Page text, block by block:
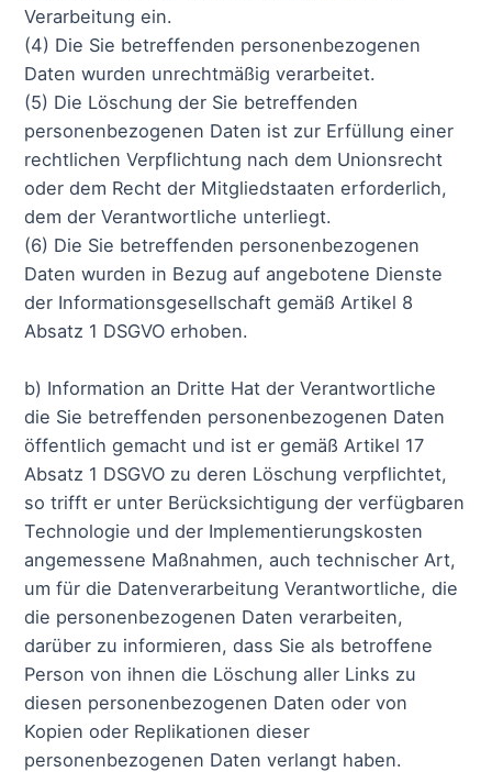
Verarbeitung ein.
(4) Die Sie betreffenden personenbezogenen
Daten wurden unrechtmäßig verarbeitet.
(5) Die Löschung der Sie betreffenden
personenbezogenen Daten ist zur Erfüllung einer
rechtlichen Verpflichtung nach dem Unionsrecht
oder dem Recht der Mitgliedstaaten erforderlich,
dem der Verantwortliche unterliegt.
(6) Die Sie betreffenden personenbezogenen
Daten wurden in Bezug auf angebotene Dienste
der Informationsgesellschaft gemäß Artikel 8
Absatz 1 DSGVO erhoben.
b) Information an Dritte Hat der Verantwortliche
die Sie betreffenden personenbezogenen Daten
öffentlich gemacht und ist er gemäß Artikel 17
Absatz 1 DSGVO zu deren Löschung verpflichtet,
so trifft er unter Berücksichtigung der verfügbaren
Technologie und der Implementierungskosten
angemessene Maßnahmen, auch technischer Art,
um für die Datenverarbeitung Verantwortliche, die
die personenbezogenen Daten verarbeiten,
darüber zu informieren, dass Sie als betroffene
Person von ihnen die Löschung aller Links zu
diesen personenbezogenen Daten oder von
Kopien oder Replikationen dieser
personenbezogenen Daten verlangt haben.